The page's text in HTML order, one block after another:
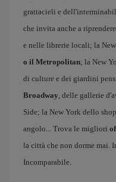
grattacieli e
che invita anche a
e nelle librerie locali; la
o il Metropolitan; la New
di culture e dei giardini
Broadway, delle gallerie
Side; la New York dello
angolo... Trova le migliori
la città che non dorme mai.
Incomparabile.